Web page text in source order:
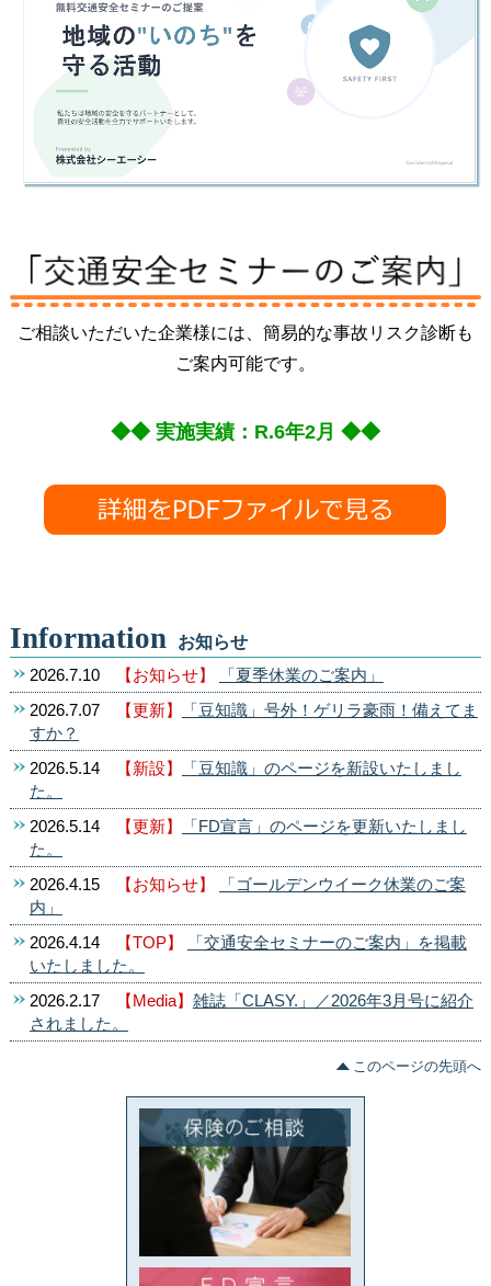
ご相談いただいた企業様には、簡易的な事故リスク診断も
ご案内可能です。
◆◆ 実施実績：R.6年2月 ◆◆
Information
お知らせ
2026.7.10
【お知らせ】
「夏季休業のご案内」
2026.7.07
【更新】
「豆知識」号外！ゲリラ豪雨！備えてま
すか？
2026.5.14
【新設】
「豆知識」のページを新設いたしまし
た。
2026.5.14
【更新】
「FD宣言」のページを更新いたしまし
た。
2026.4.15
【お知らせ】
「ゴールデンウイーク休業のご案
内」
2026.4.14
【TOP】
「交通安全セミナーのご案内」を掲載
いたしました。
2026.2.17
【Media】 雑誌「CLASY.」／2026年3月号に紹介
されました。
このページの先頭へ